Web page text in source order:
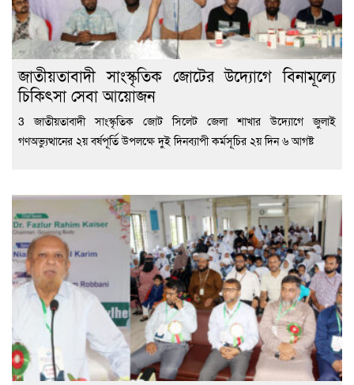
জাতীয়তাবাদী সাংস্কৃতিক জোটের উদ্যোগে বিনামূল্যে
চিকিৎসা সেবা আয়োজন
3 জাতীয়তাবাদী সাংস্কৃতিক জোট সিলেট জেলা শাখার উদ্যোগে জুলাই
গণঅভ্যুত্থানের ২য় বর্ষপূর্তি উপলক্ষে দুই দিনব্যাপী কর্মসূচির ২য় দিন ৬ আগষ্ট